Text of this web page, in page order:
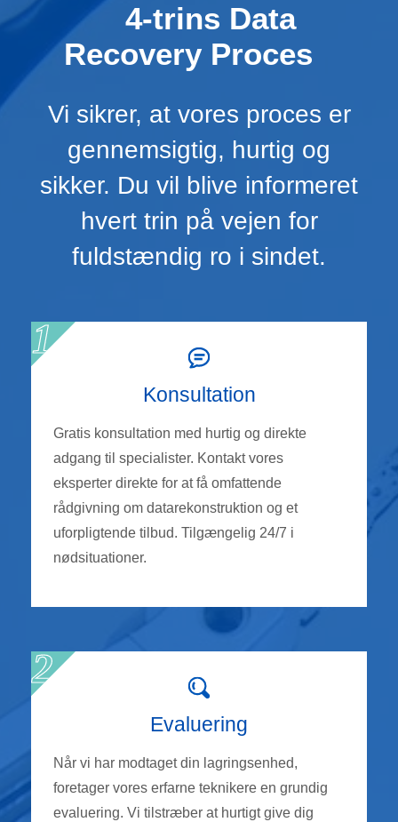
4-trins Data
Recovery Proces
Vi sikrer, at vores proces er
gennemsigtig, hurtig og
sikker. Du vil blive informeret
hvert trin på vejen for
fuldstændig ro i sindet.
Konsultation
Gratis konsultation med hurtig og direkte
adgang til specialister. Kontakt vores
eksperter direkte for at få omfattende
rådgivning om datarekonstruktion og et
uforpligtende tilbud. Tilgængelig 24/7 i
nødsituationer.
Evaluering
Når vi har modtaget din lagringsenhed,
foretager vores erfarne teknikere en grundig
evaluering. Vi tilstræber at hurtigt give dig